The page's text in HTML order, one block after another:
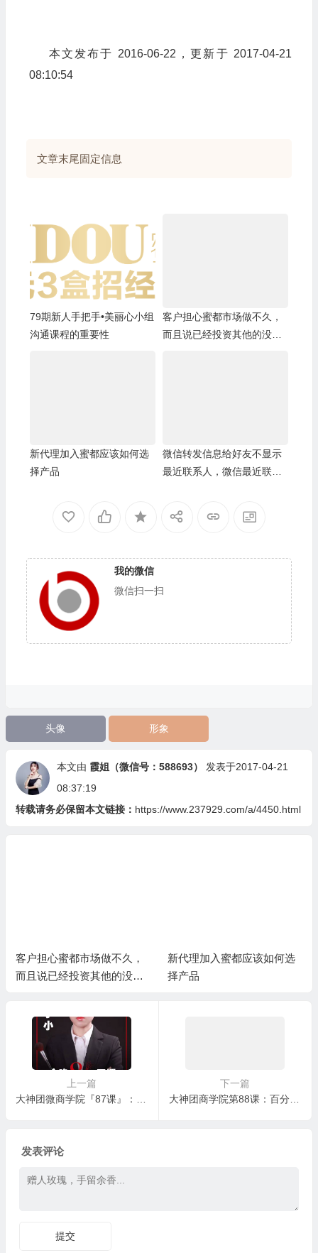
本文发布于 2016-06-22，更新于 2017-04-21
08:10:54
文章末尾固定信息
79期新人手把手•美丽心小组
沟通课程的重要性
客户担心蜜都市场做不久，
而且说已经投资其他的没有
新代理加入蜜都应该如何选
择产品
微信转发信息给好友不显示
最近联系人，微信最近联系
我的微信
微信扫一扫
头像 形象
本文由 霞姐（微信号：588693）
发表于2017-04-21
08:37:19
转载请务必保留本文链接： https://www.237929.com/a/4450.html
客户担心蜜都市场做不久，
而且说已经投资其他的没有
新代理加入蜜都应该如何选
择产品
上一篇
下一篇
大神团商学院第88课：百分百成交聊天技巧
发表评论